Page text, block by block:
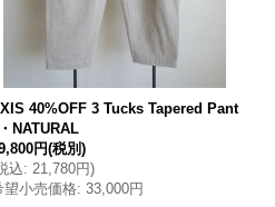
40%OFF 3 Tucks Tapered Pant
NATURAL
円(税別)
込: 21,780円)
望小売価格: 33,000円